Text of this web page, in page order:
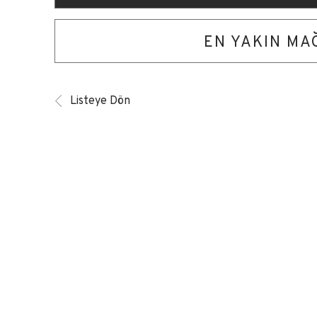
EN YAKIN
Listeye Dön